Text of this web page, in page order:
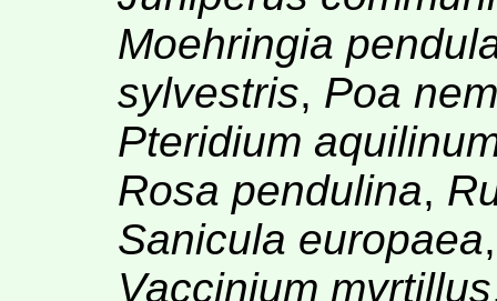
Moehringia
sylvestris, Poa
Pteridium
Rosa pendulina,
Sanicula europaea
Vaccinium myrtillus